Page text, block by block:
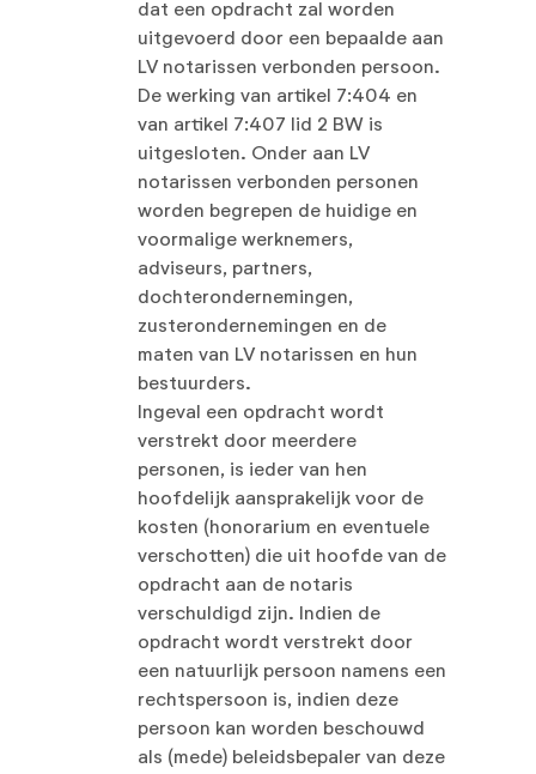
dat een opdracht zal worden
uitgevoerd door een bepaalde aan
LV notarissen verbonden persoon.
De werking van artikel 7:404 en
van artikel 7:407 lid 2 BW is
uitgesloten. Onder aan LV
notarissen verbonden personen
worden begrepen de huidige en
voormalige werknemers,
adviseurs, partners,
dochterondernemingen,
zusterondernemingen en de
maten van LV notarissen en hun
bestuurders.
Ingeval een opdracht wordt
verstrekt door meerdere
personen, is ieder van hen
hoofdelijk aansprakelijk voor de
kosten (honorarium en eventuele
verschotten) die uit hoofde van de
opdracht aan de notaris
verschuldigd zijn. Indien de
opdracht wordt verstrekt door
een natuurlijk persoon namens een
rechtspersoon is, indien deze
persoon kan worden beschouwd
als (mede) beleidsbepaler van deze